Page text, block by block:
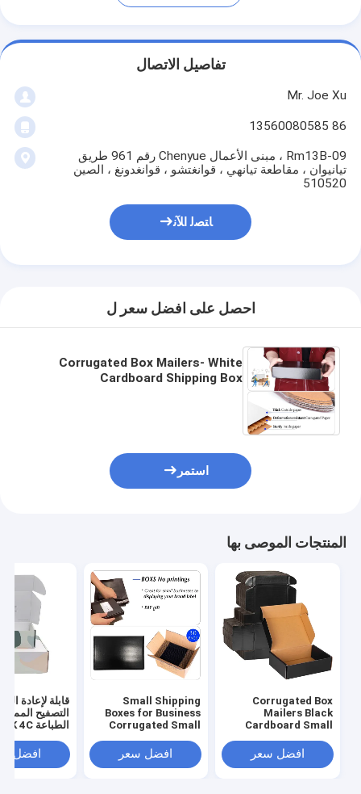
تفاصيل الاتصال
Mr. Joe Xu
86 13560080585
Rm13B-09 ، مبنى الأعمال Chenyue رقم 961 طريق
تيانيوان ، مقاطعة تيانهي ، قوانغتشو ، قوانغدونغ ، الصين
510520
ﺎﺘﺼﻟ ﺍﻶﻧ
احصل على افضل سعر ل
Corrugated Box Mailers- White
Cardboard Shipping Box
استمر
المنتجات الموصى بها
Corrugated Box
Mailers Black
Cardboard Small
Mailingافضل سعر
Small Shipping
Boxes for Business
Corrugated Small
Shipping Recyclable
Packaging Boxes
افضل سعر
قابلة لإعادة
التصفيح
الطباعة CMYK 4C
افضل